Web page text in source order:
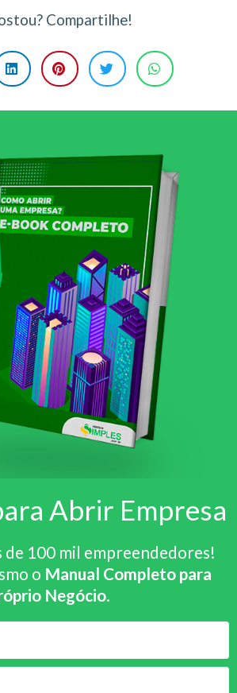
Compartilhe!
Abrir Empresa
de 100 mil empreendedores!
o Manual Completo para
Negócio.